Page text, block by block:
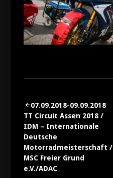
Beitragsnavigation
07.09.2018-09.09.2018
TT Circuit Assen 2018 /
IDM – Internationale
Deutsche
Motorradmeisterschaft /
MSC Freier Grund
e.V./ADAC